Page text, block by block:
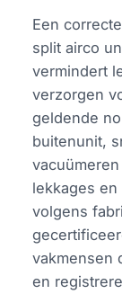
Een
split airco
vermindert
verzorgen
geldende
buitenunit,
lekkages
volgens
vakmensen
en